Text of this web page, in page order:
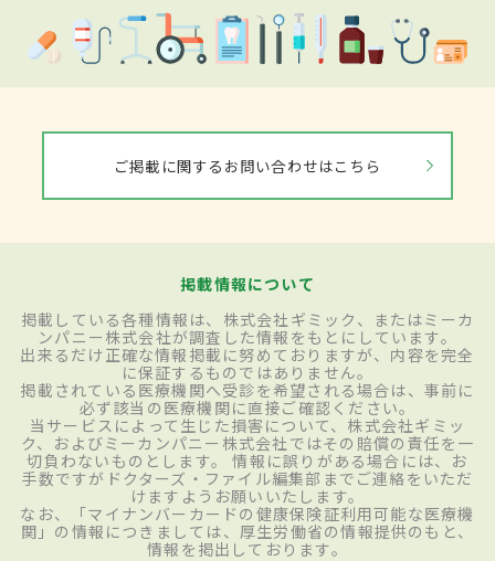
ご掲載に関するお問い合わせはこちら
掲載情報について
掲載している各種情報は、株式会社ギミック、またはミーカ
ンパニー株式会社が調査した情報をもとにしています。
出来るだけ正確な情報掲載に努めておりますが、内容を完全
に保証するものではありません。
掲載されている医療機関へ受診を希望される場合は、事前に
必ず該当の医療機関に直接ご確認ください。
当サービスによって生じた損害について、株式会社ギミッ
ク、およびミーカンパニー株式会社ではその賠償の責任を一
切負わないものとします。 情報に誤りがある場合には、お
手数ですがドクターズ・ファイル編集部までご連絡をいただ
けますようお願いいたします。
なお、「マイナンバーカードの健康保険証利用可能な医療機
関」の情報につきましては、厚生労働省の情報提供のもと、
情報を掲出しております。